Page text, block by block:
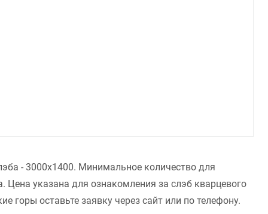
- 3000x1400. Минимальное количество для
указана для ознакомления за слэб кварцевого
горы оставьте заявку через сайт или по телефону.